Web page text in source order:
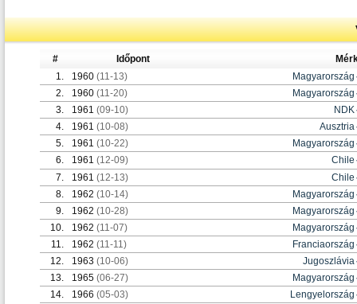
# Időpont
1.
1960 (11-13) Magyarország
2.
1960 (11-20) Magyarország
3.
1961 (09-10) NDK
4.
1961 (10-08) Ausztria
5.
1961 (10-22) Magyarország
6.
1961 (12-09) Chile
7.
1961 (12-13) Chile
8.
1962 (10-14) Magyarország
9.
1962 (10-28) Magyarország
10.
1962 (11-07) Magyarország
11.
1962 (11-11) Franciaország
12.
1963 (10-06) Jugoszlávia
13.
1965 (06-27) Magyarország
14.
1966 (05-03) Lengyelország